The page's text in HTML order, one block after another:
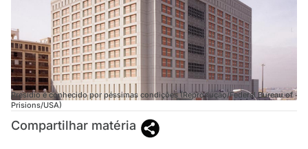
Presídio é conhecido por péssimas condições (Reprodução/Federal Bureau of
Prisions/USA)
Compartilhar matéria